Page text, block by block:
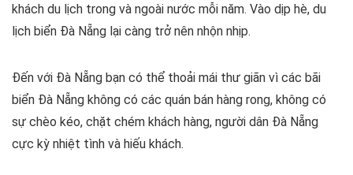
khách du lịch trong và ngoài nước mỗi năm. Vào dịp hè, du
lịch biển Đà Nẵng lại càng trở nên nhộn nhịp.
Đến với Đà Nẵng bạn có thể thoải mái thư giãn vì các bãi
biển Đà Nẵng không có các quán bán hàng rong, không có
sự chèo kéo, chặt chém khách hàng, người dân Đà Nẵng
cực kỳ nhiệt tình và hiếu khách.